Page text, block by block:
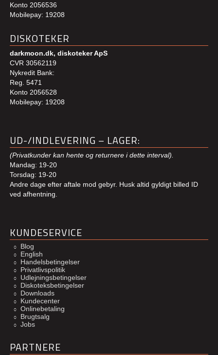
Konto 2056536
Mobilepay: 19208
DISKOTEKER
darkmoon.dk, diskoteker ApS
CVR 30562119
Nykredit Bank:
Reg. 5471
Konto 2056528
Mobilepay: 19208
UD-/INDLEVERING – LAGER:
(Privatkunder kan hente og returnere i dette interval).
Mandag: 19-20
Torsdag: 19-20
Andre dage efter aftale mod gebyr. Husk altid gyldigt billed ID
ved afhentning.
KUNDESERVICE
Blog
English
Handelsbetingelser
Privatlivspolitik
Udlejningsbetingelser
Diskoteksbetingelser
Downloads
Kundecenter
Onlinebetaling
Brugtsalg
Jobs
PARTNERE